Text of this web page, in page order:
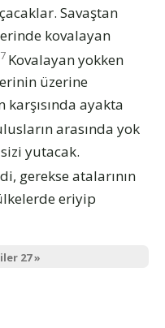
Savaştan
kovalayan
Kovalayan yokken
üzerine
karşısında ayakta
arasında yok
yutacak.
gerekse atalarının
eriyip
27 »